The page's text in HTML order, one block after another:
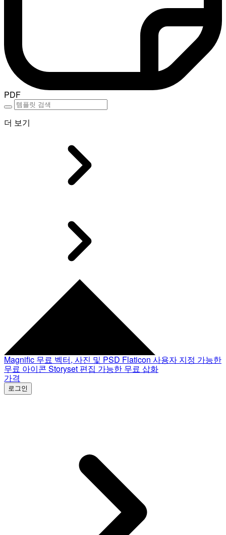
PDF
더 보기
Magnific 무료 벡터, 사진 및 PSD Flaticon 사용자 지정 가능한
무료 아이콘 Storyset 편집 가능한 무료 삽화
가격
로그인